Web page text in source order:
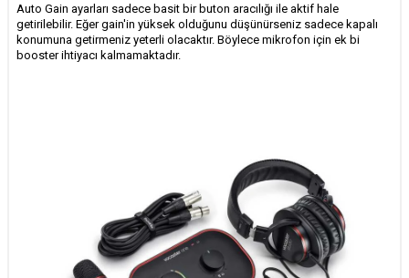
Auto Gain ayarları sadece basit bir buton aracılığı ile aktif hale
getirilebilir. Eğer gain'in yüksek olduğunu düşünürseniz sadece kapalı
konumuna getirmeniz yeterli olacaktır. Böylece mikrofon için ek bi
booster ihtiyacı kalmamaktadır.